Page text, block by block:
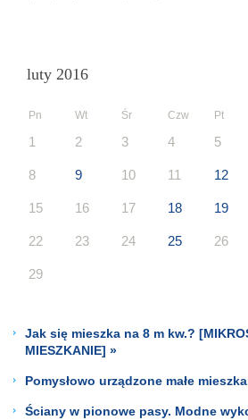
luty 2016
Pn Wt Śr Czw Pt
1 2 3 4 5
8 9 10 11 12
15 16 17 18 19
22 23 24 25 26
29
Jak się mieszka na 8 m kw.?
MIESZKANIE] »
Pomysłowo urządzone małe
Ściany w pionowe pasy. Modne